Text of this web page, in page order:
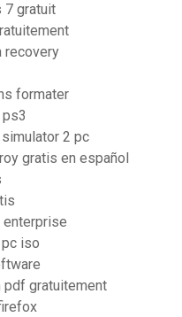
7 gratuit
recovery
formater
2 pc
gratis en español
enterprise
iso
pdf gratuitement